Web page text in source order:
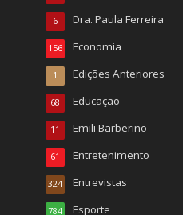
Dra. Paula Ferreira
6
Economia
156
Edições Anteriores
1
Educação
68
Emili Barberino
11
Entretenimento
61
Entrevistas
324
Esporte
784